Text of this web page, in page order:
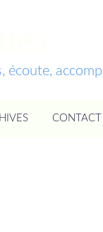
écoute,
CONTACT